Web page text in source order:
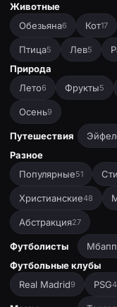
Животные
Обезьяна6 Кот17
Птица5 Лев5
Природа
Лето6 Фрукты5
Осень9
Путешествия
Разное
Популярные51
Христианские48
Абстракция27
Футболисты
Футбольные клубы
Real Madrid9 PSG4